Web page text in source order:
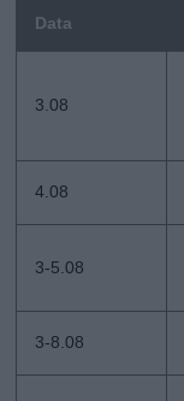
Data
3.08
4.08
3-5.08
3-8.08